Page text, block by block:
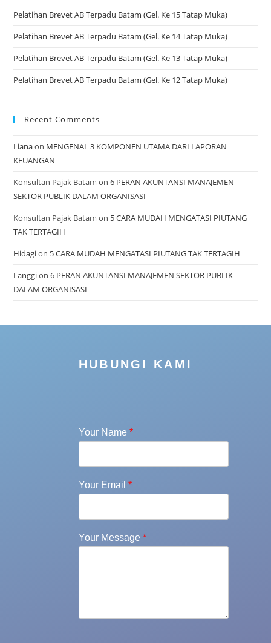
Pelatihan Brevet AB Terpadu Batam (Gel. Ke 15 Tatap Muka)
Pelatihan Brevet AB Terpadu Batam (Gel. Ke 14 Tatap Muka)
Pelatihan Brevet AB Terpadu Batam (Gel. Ke 13 Tatap Muka)
Pelatihan Brevet AB Terpadu Batam (Gel. Ke 12 Tatap Muka)
Recent Comments
Lianaon MENGENAL 3 KOMPONEN UTAMA DARI LAPORAN
KEUANGAN
Konsultan Pajak Batam on6 PERAN AKUNTANSI MANAJEMEN
SEKTOR PUBLIK DALAM ORGANISASI
Konsultan Pajak Batam on 5 CARA MUDAH MENGATASI PIUTANG
TAK TERTAGIH
Hidagion 5 CARA MUDAH MENGATASI PIUTANG TAK TERTAGIH
Langgion6 PERAN AKUNTANSI MANAJEMEN SEKTOR PUBLIK
DALAM ORGANISASI
HUBUNGI KAMI
Your Name *
Your Email *
Your Message *